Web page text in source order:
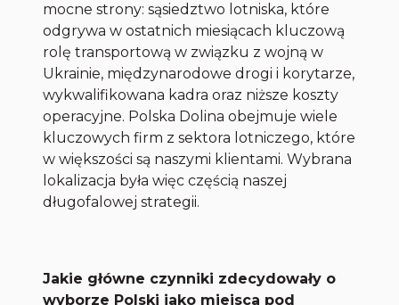
mocne strony: sąsiedztwo lotniska, które
odgrywa w ostatnich miesiącach kluczową
rolę transportową w związku z wojną w
Ukrainie, międzynarodowe drogi i korytarze,
wykwalifikowana kadra oraz niższe koszty
operacyjne. Polska Dolina obejmuje wiele
kluczowych firm z sektora lotniczego, które
w większości są naszymi klientami. Wybrana
lokalizacja była więc częścią naszej
długofalowej strategii.
Jakie główne czynniki zdecydowały o
wyborze Polski jako miejsca pod